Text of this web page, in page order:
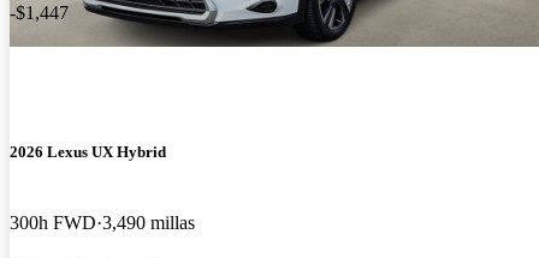
-$1,447
2026 Lexus UX Hybrid
300h FWD 3,490 millas